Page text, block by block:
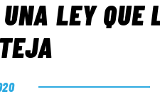
LEY QUE